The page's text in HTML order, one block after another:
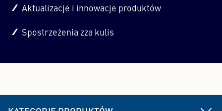
Aktualizacje i innowacje produktów
Spostrzeżenia zza kulis